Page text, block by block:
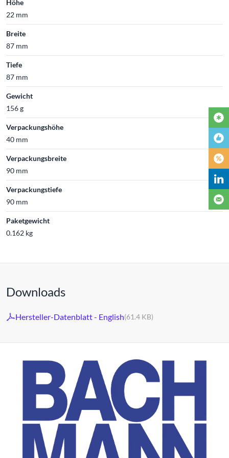
Höhe
22 mm
Breite
87 mm
Tiefe
87 mm
Gewicht
156 g
Verpackungshöhe
40 mm
Verpackungsbreite
90 mm
Verpackungstiefe
90 mm
Paketgewicht
0.162 kg
Downloads
Hersteller-Datenblatt - English(61.4 KB)